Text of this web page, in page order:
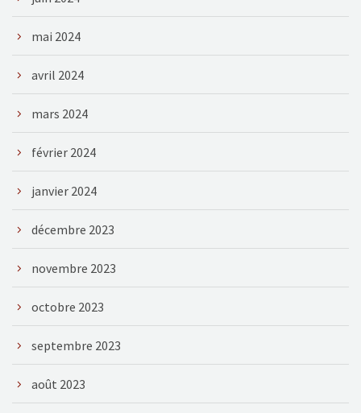
mai 2024
avril 2024
mars 2024
février 2024
janvier 2024
décembre 2023
novembre 2023
octobre 2023
septembre 2023
août 2023